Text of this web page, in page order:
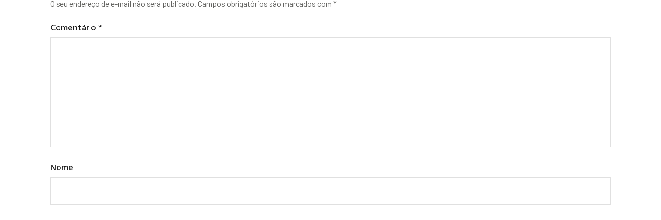
O seu endereço de e-mail não será publicado. Campos obrigatórios são marcados com *
Comentário*
Nome